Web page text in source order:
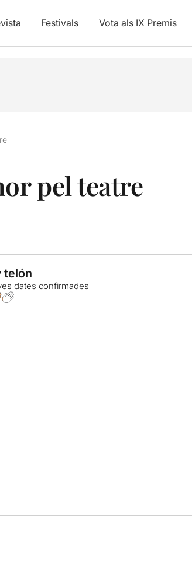
Festivals Vota als IX Premis
pel teatre
telón
dates confirmades